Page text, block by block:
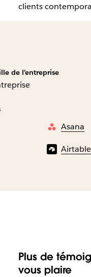
clients
de l’entreprise
Asana
Airtable
Plus de
vous plaire